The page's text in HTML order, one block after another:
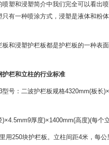
和浸塑简介中我们完全可以看出喷
只有一种喷涂方式，浸塑是液体和粉
浸塑护栏板都是护栏板的一种表面
护栏和立柱的行业标准
：二波护栏板规格4320mm(板长
厚度)×1400mm(高度)(每个立
250块护栏板。立柱间距4米，每公